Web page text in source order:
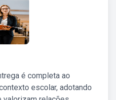
é completa ao
escolar, adotando